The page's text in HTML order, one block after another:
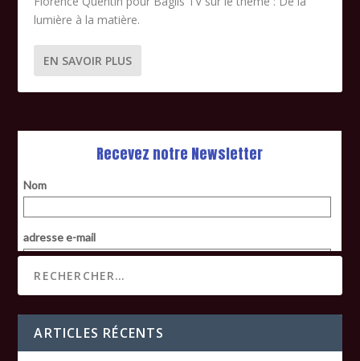
lumière à la matière.
EN SAVOIR PLUS
ARTICLES RÉCENTS